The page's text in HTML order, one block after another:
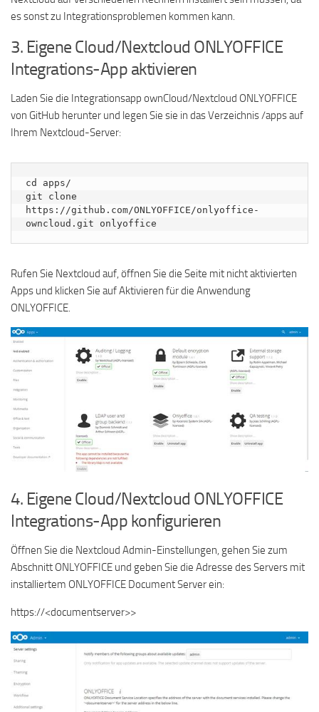
es sonst zu Integrationsproblemen kommen kann.
3. Eigene Cloud/Nextcloud ONLYOFFICE
Integrations-App aktivieren
Laden Sie die Integrationsapp ownCloud/Nextcloud ONLYOFFICE
von GitHub herunter und legen Sie sie in das Verzeichnis /apps auf
Ihrem Nextcloud-Server:
cd apps/
git clone
https://github.com/ONLYOFFICE/onlyoffice-
owncloud.git onlyoffice
Rufen Sie Nextcloud auf, öffnen Sie die Seite mit nicht aktivierten
Apps und klicken Sie auf Aktivieren für die Anwendung
ONLYOFFICE.
4. Eigene Cloud/Nextcloud ONLYOFFICE
Integrations-App konfigurieren
Öffnen Sie die Nextcloud Admin-Einstellungen, gehen Sie zum
Abschnitt ONLYOFFICE und geben Sie die Adresse des Servers mit
installiertem ONLYOFFICE Document Server ein:
https://<documentserver>>